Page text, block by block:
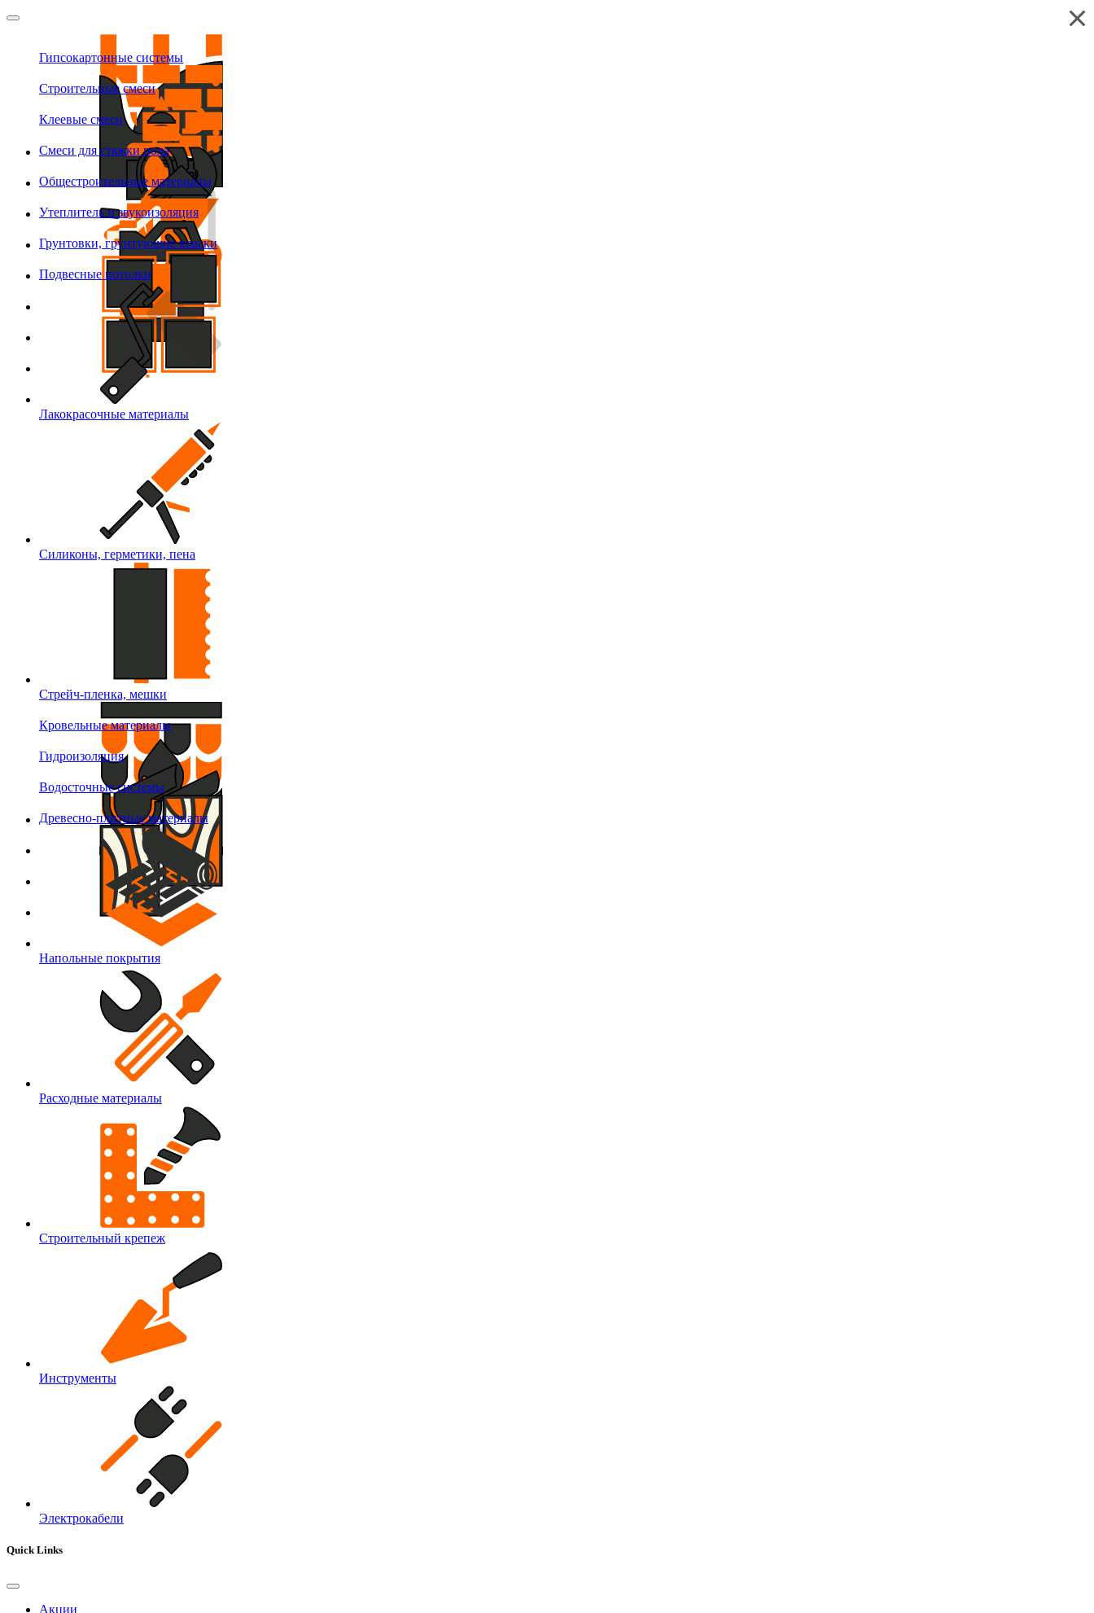
Гипсокартонные системы
Строительные смеси
Клеевые смеси
Смеси для стяжки пола
Общестроительные материалы
Утеплитель и звукоизоляция
Грунтовки, грунтующие краски
Подвесные потолки
Лакокрасочные материалы
Силиконы, герметики, пена
Стрейч-пленка, мешки
Кровельные материалы
Гидроизоляция
Водосточные системы
Древесно-плитные материалы
Напольные покрытия
Расходные материалы
Строительный крепеж
Инструменты
Электрокабели
Quick Links
Акции